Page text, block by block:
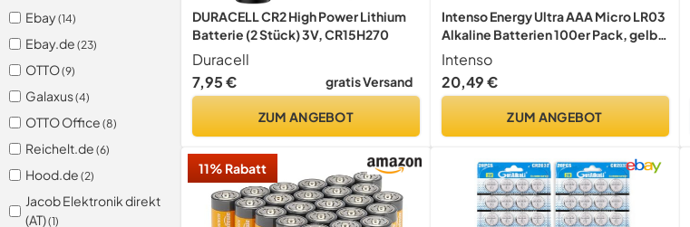
Ebay(14)
Ebay.de (23)
OTTO(9)
Galaxus(4)
OTTO Office (8)
Reichelt.de (6)
Hood.de (2)
Jacob Elektronik direkt
(AT)(1)
DURACELL CR2 High Power Lithium
Batterie (2 Stück) 3V, CR15H270
Duracell
7,95 €
gratis Versand
ZUM ANGEBOT
Intenso Energy Ultra AAA Micro LR03
Alkaline Batterien 100er Pack, gelb-
schwarz
Intenso
20,49 €
ZUM ANGEBOT
11% Rabatt